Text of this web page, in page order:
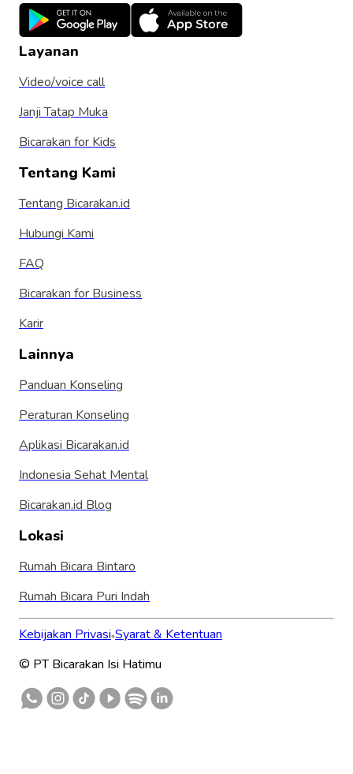
Layanan
Video/voice call
Janji Tatap Muka
Bicarakan for Kids
Tentang Kami
Tentang Bicarakan.id
Hubungi Kami
FAQ
Bicarakan for Business
Karir
Lainnya
Panduan Konseling
Peraturan Konseling
Aplikasi Bicarakan.id
Indonesia Sehat Mental
Bicarakan.id Blog
Lokasi
Rumah Bicara Bintaro
Rumah Bicara Puri Indah
Kebijakan Privasi Syarat & Ketentuan
© PT Bicarakan Isi Hatimu